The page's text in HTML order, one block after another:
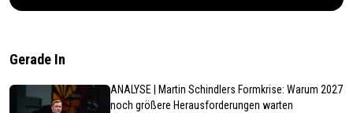
Gerade In
ANALYSE | Martin Schindlers Formkrise: Warum 2027
noch größere Herausforderungen warten